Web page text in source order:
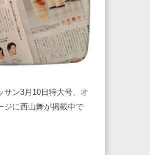
サン3月10日特大号、オ
ジに西山舞が掲載中で